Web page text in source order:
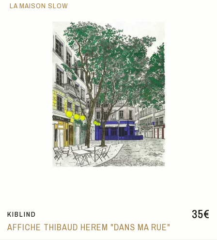
35€
KIBLIND
AFFICHE THIBAUD HEREM "DANS MA RUE"
LA MAISON SLOW